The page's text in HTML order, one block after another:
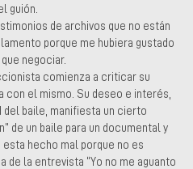
guión.
de archivos que no están
porque me hubiera gustado
negociar.
comienza a criticar su
con el mismo. Su deseo e interés,
del baile, manifiesta un cierto
de un baile para un documental y
hecho mal porque no es
de la entrevista “Yo no me aguanto